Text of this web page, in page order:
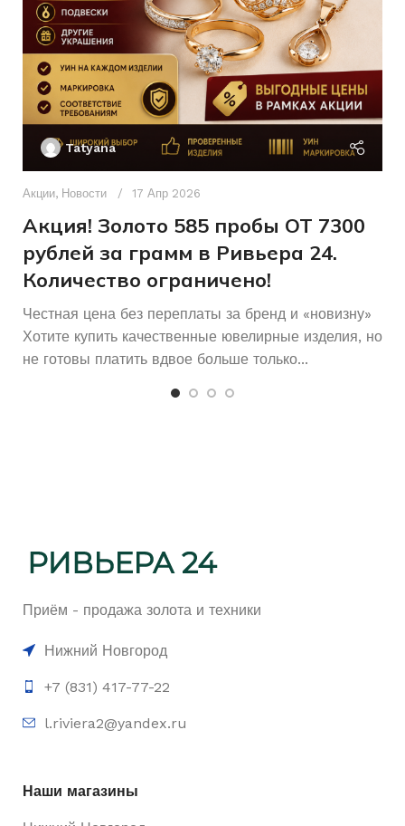
РАЗМЕР КОЛЬЦА 17,5
ДЛЯ КОГО Женщинам
СОСТОЯНИЕ Б/У
ВЕС
Tatyana
Акции, Новости 17 Апр 2026
Акция! Золото 585 пробы ОТ 7300
рублей за грамм в Ривьера 24.
Количество ограничено!
Честная цена без переплаты за бренд и «новизну»
Хотите купить качественные ювелирные изделия, но
не готовы платить вдвое больше только...
Приём - продажа золота и техники
Нижний Новгород
+7 (831) 417-77-22
l.riviera2@yandex.ru
Наши магазины